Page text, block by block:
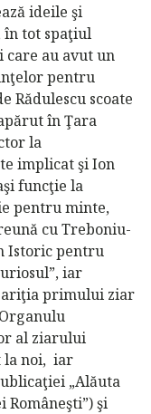
ideile şi
tot spaţiul
au avut un
pentru
Rădulescu scoate
în Ţara
la
implicat şi Ion
funcţie la
pentru minte,
cu Treboniu-
Istoric pentru
iar
primului ziar
al ziarului
la noi, iar
„Alăuta
Româneşti”) şi